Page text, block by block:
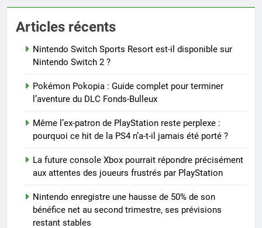
Articles récents
Nintendo Switch Sports Resort est-il disponible sur
Nintendo Switch 2 ?
Pokémon Pokopia : Guide complet pour terminer
l’aventure du DLC Fonds-Bulleux
Même l’ex-patron de PlayStation reste perplexe :
pourquoi ce hit de la PS4 n’a-t-il jamais été porté ?
La future console Xbox pourrait répondre précisément
aux attentes des joueurs frustrés par PlayStation
Nintendo enregistre une hausse de 50% de son
bénéfice net au second trimestre, ses prévisions
restant stables